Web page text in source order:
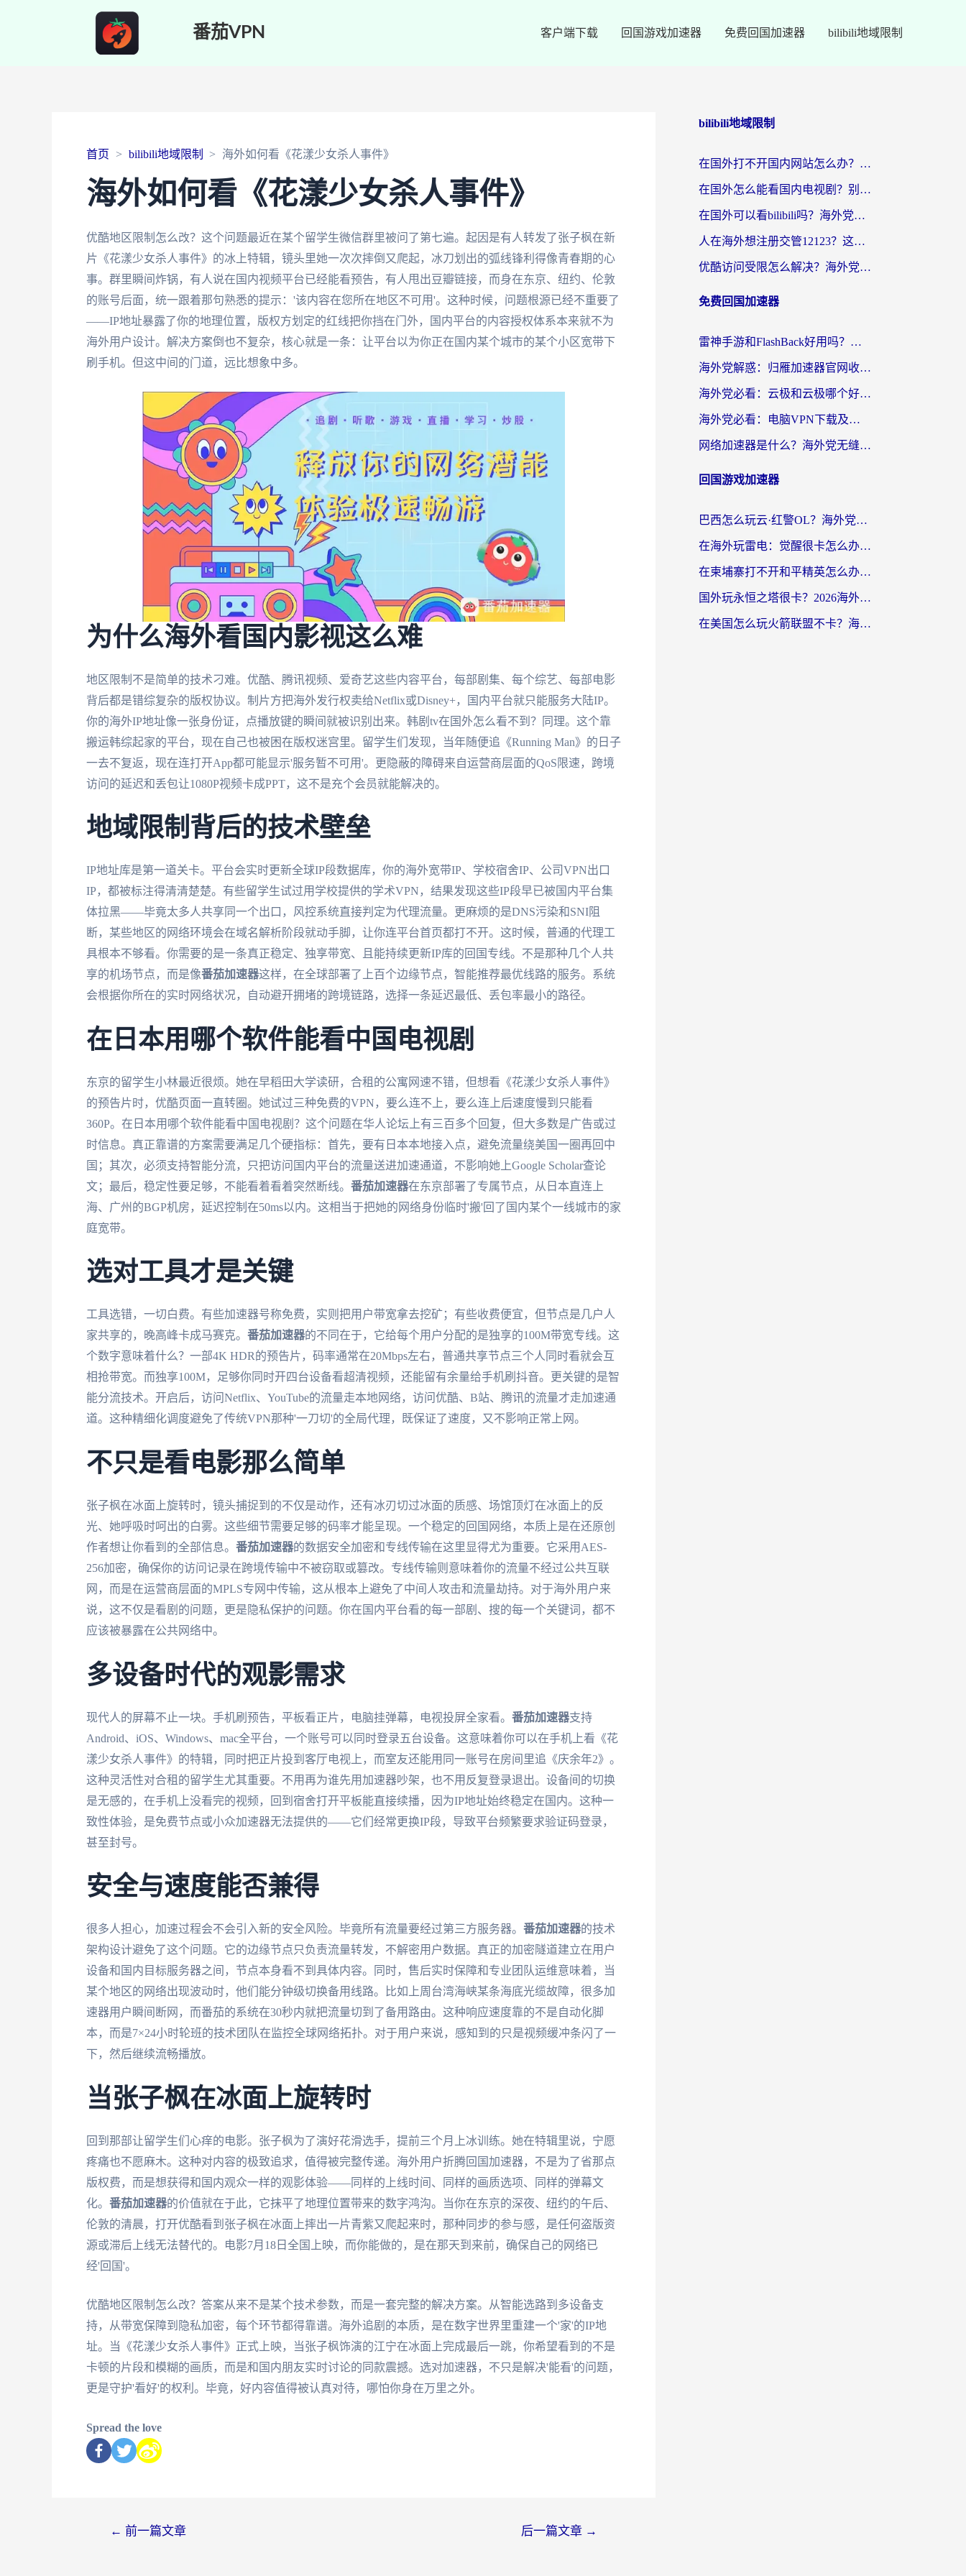
番茄VPN 客户端下载 回国游戏加速器 免费回国加速器 bilibili地域限制
首页 bilibili地域限制 海外如何看《花漾少女杀人事件》
海外如何看《花漾少女杀人事件》
优酷地区限制怎么改？这个问题最近在某个留学生微信群里被问了第七遍。起因是有人转发了张子枫在新
片《花漾少女杀人事件》的冰上特辑，镜头里她一次次摔倒又爬起，冰刀划出的弧线锋利得像青春期的心
事。群里瞬间炸锅，有人说在国内视频平台已经能看预告，有人甩出豆瓣链接，而身在东京、纽约、伦敦
的账号后面，统一跟着那句熟悉的提示：'该内容在您所在地区不可用'。这种时候，问题根源已经不重要了
——IP地址暴露了你的地理位置，版权方划定的红线把你挡在门外，国内平台的内容授权体系本来就不为
海外用户设计。解决方案倒也不复杂，核心就是一条：让平台以为你正在国内某个城市的某个小区宽带下
刷手机。但这中间的门道，远比想象中多。
为什么海外看国内影视这么难
地区限制不是简单的技术刁难。优酷、腾讯视频、爱奇艺这些内容平台，每部剧集、每个综艺、每部电影
背后都是错综复杂的版权协议。制片方把海外发行权卖给Netflix或Disney+，国内平台就只能服务大陆IP。
你的海外IP地址像一张身份证，点播放键的瞬间就被识别出来。韩剧tv在国外怎么看不到？同理。这个靠
搬运韩综起家的平台，现在自己也被困在版权迷宫里。留学生们发现，当年随便追《Running Man》的日子
一去不复返，现在连打开App都可能显示'服务暂不可用'。更隐蔽的障碍来自运营商层面的QoS限速，跨境
访问的延迟和丢包让1080P视频卡成PPT，这不是充个会员就能解决的。
地域限制背后的技术壁垒
IP地址库是第一道关卡。平台会实时更新全球IP段数据库，你的海外宽带IP、学校宿舍IP、公司VPN出口
IP，都被标注得清清楚楚。有些留学生试过用学校提供的学术VPN，结果发现这些IP段早已被国内平台集
体拉黑——毕竟太多人共享同一个出口，风控系统直接判定为代理流量。更麻烦的是DNS污染和SNI阻
断，某些地区的网络环境会在域名解析阶段就动手脚，让你连平台首页都打不开。这时候，普通的代理工
具根本不够看。你需要的是一条真正稳定、独享带宽、且能持续更新IP库的回国专线。不是那种几个人共
享的机场节点，而是像番茄加速器这样，在全球部署了上百个边缘节点，智能推荐最优线路的服务。系统
会根据你所在的实时网络状况，自动避开拥堵的跨境链路，选择一条延迟最低、丢包率最小的路径。
在日本用哪个软件能看中国电视剧
东京的留学生小林最近很烦。她在早稻田大学读研，合租的公寓网速不错，但想看《花漾少女杀人事件》
的预告片时，优酷页面一直转圈。她试过三种免费的VPN，要么连不上，要么连上后速度慢到只能看
360P。在日本用哪个软件能看中国电视剧？这个问题在华人论坛上有三百多个回复，但大多数是广告或过
时信息。真正靠谱的方案需要满足几个硬指标：首先，要有日本本地接入点，避免流量绕美国一圈再回中
国；其次，必须支持智能分流，只把访问国内平台的流量送进加速通道，不影响她上Google Scholar查论
文；最后，稳定性要足够，不能看着看着突然断线。 番茄加速器在东京部署了专属节点，从日本直连上
海、广州的BGP机房，延迟控制在50ms以内。这相当于把她的网络身份临时'搬'回了国内某个一线城市的家
庭宽带。
选对工具才是关键
工具选错，一切白费。有些加速器号称免费，实则把用户带宽拿去挖矿；有些收费便宜，但节点是几户人
家共享的，晚高峰卡成马赛克。 番茄加速器的不同在于，它给每个用户分配的是独享的100M带宽专线。这
个数字意味着什么？一部4K HDR的预告片，码率通常在20Mbps左右，普通共享节点三个人同时看就会互
相抢带宽。而独享100M，足够你同时开四台设备看超清视频，还能留有余量给手机刷抖音。更关键的是智
能分流技术。开启后，访问Netflix、YouTube的流量走本地网络，访问优酷、B站、腾讯的流量才走加速通
道。这种精细化调度避免了传统VPN那种'一刀切'的全局代理，既保证了速度，又不影响正常上网。
不只是看电影那么简单
张子枫在冰面上旋转时，镜头捕捉到的不仅是动作，还有冰刃切过冰面的质感、场馆顶灯在冰面上的反
光、她呼吸时呵出的白雾。这些细节需要足够的码率才能呈现。一个稳定的回国网络，本质上是在还原创
作者想让你看到的全部信息。 番茄加速器的数据安全加密和专线传输在这里显得尤为重要。它采用AES-
256加密，确保你的访问记录在跨境传输中不被窃取或篡改。专线传输则意味着你的流量不经过公共互联
网，而是在运营商层面的MPLS专网中传输，这从根本上避免了中间人攻击和流量劫持。对于海外用户来
说，这不仅是看剧的问题，更是隐私保护的问题。你在国内平台看的每一部剧、搜的每一个关键词，都不
应该被暴露在公共网络中。
多设备时代的观影需求
现代人的屏幕不止一块。手机刷预告，平板看正片，电脑挂弹幕，电视投屏全家看。 番茄加速器支持
Android、iOS、Windows、mac全平台，一个账号可以同时登录五台设备。这意味着你可以在手机上看《花
漾少女杀人事件》的特辑，同时把正片投到客厅电视上，而室友还能用同一账号在房间里追《庆余年2》。
这种灵活性对合租的留学生尤其重要。不用再为谁先用加速器吵架，也不用反复登录退出。设备间的切换
是无感的，在手机上没看完的视频，回到宿舍打开平板能直接续播，因为IP地址始终稳定在国内。这种一
致性体验，是免费节点或小众加速器无法提供的——它们经常更换IP段，导致平台频繁要求验证码登录，
甚至封号。
安全与速度能否兼得
很多人担心，加速过程会不会引入新的安全风险。毕竟所有流量要经过第三方服务器。 番茄加速器的技术
架构设计避免了这个问题。它的边缘节点只负责流量转发，不解密用户数据。真正的加密隧道建立在用户
设备和国内目标服务器之间，节点本身看不到具体内容。同时，售后实时保障和专业团队运维意味着，当
某个地区的网络出现波动时，他们能分钟级切换备用线路。比如上周台湾海峡某条海底光缆故障，很多加
速器用户瞬间断网，而番茄的系统在30秒内就把流量切到了备用路由。这种响应速度靠的不是自动化脚
本，而是7×24小时轮班的技术团队在监控全球网络拓扑。对于用户来说，感知到的只是视频缓冲条闪了一
下，然后继续流畅播放。
当张子枫在冰面上旋转时
回到那部让留学生们心痒的电影。张子枫为了演好花滑选手，提前三个月上冰训练。她在特辑里说，宁愿
疼痛也不愿麻木。这种对内容的极致追求，值得被完整传递。海外用户折腾回国加速器，不是为了省那点
版权费，而是想获得和国内观众一样的观影体验——同样的上线时间、同样的画质选项、同样的弹幕文
化。 番茄加速器的价值就在于此，它抹平了地理位置带来的数字鸿沟。当你在东京的深夜、纽约的午后、
伦敦的清晨，打开优酷看到张子枫在冰面上摔出一片青紫又爬起来时，那种同步的参与感，是任何盗版资
源或滞后上线无法替代的。电影7月18日全国上映，而你能做的，是在那天到来前，确保自己的网络已
经'回国'。
优酷地区限制怎么改？答案从来不是某个技术参数，而是一套完整的解决方案。从智能选路到多设备支
持，从带宽保障到隐私加密，每个环节都得靠谱。海外追剧的本质，是在数字世界里重建一个'家'的IP地
址。当《花漾少女杀人事件》正式上映，当张子枫饰演的江宁在冰面上完成最后一跳，你希望看到的不是
卡顿的片段和模糊的画质，而是和国内朋友实时讨论的同款震撼。选对加速器，不只是解决'能看'的问题，
更是守护'看好'的权利。毕竟，好内容值得被认真对待，哪怕你身在万里之外。
Spread the love
← 前一篇文章 后一篇文章 →
bilibili地域限制
在国外打不开国内网站怎么办？海外华人亲测的回国加速器选择指南
在国外怎么能看国内电视剧？别再踩坑！这篇给你真实解决方案
在国外可以看bilibili吗？海外党追剧看番的终极解决方案来了
人在海外想注册交管12123？这篇攻略帮你搞定（附回国加速神器）
优酷访问受限怎么解决？海外党亲测有效的回国加速方案
免费回国加速器
雷神手游和FlashBack好用吗？海外党亲测指南，避开破解版坑轻松访问国内资源
海外党解惑：归雁加速器官网收费吗？+3个回国加速问题的真实答案
海外党必看：云极和云极哪个好？3分钟选对回国加速器，无缝访问国内资源
海外党必看：电脑VPN下载及回国加速器选择指南——无缝访问国内资源不再难
网络加速器是什么？海外党无缝刷剧、看NBA的实用指南
回国游戏加速器
巴西怎么玩云·红警OL？海外党国服游戏加速终极攻略（附非洲逆水寒&天下山海低延迟技巧）
在海外玩雷电：觉醒很卡怎么办？2026终极指南帮你告别延迟与卡顿
在柬埔寨打不开和平精英怎么办？海外党必看的国服游戏加速终极指南
国外玩永恒之塔很卡？2026海外党国服游戏加速器终极指南（附街头篮球坦克世界实测）
在美国怎么玩火箭联盟不卡？海外玩家国服游戏加速终极指南（附明日方舟美版王者荣耀优化技巧）